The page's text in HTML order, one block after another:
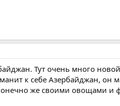
Тут очень много
к себе Азербайджан, он
же своими овощами и